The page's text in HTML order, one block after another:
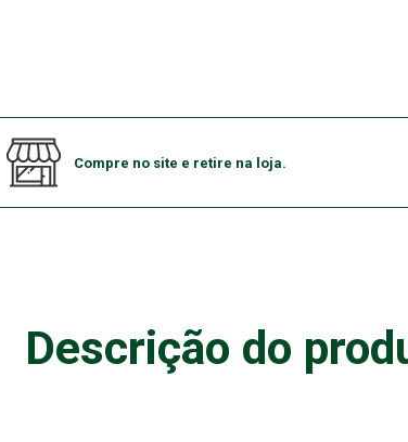
Compre no site e retire na loja.
Descrição do